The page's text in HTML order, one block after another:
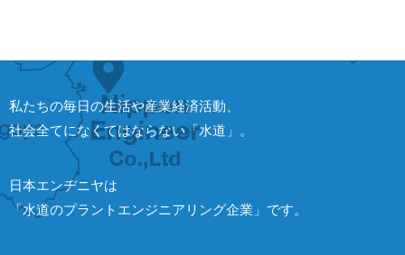
私たちの毎日の生活や産業経済活動、
社会全てになくてはならない「水道」。
日本エンヂニヤは
「水道のプラントエンジニアリング企業」です。